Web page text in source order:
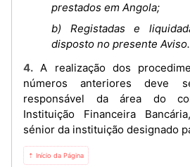
prestados em Angola;
b) Registadas e
disposto no presente Aviso.
4. A realização dos procedimentos referidos nos
números anteriores deve
responsável da área do
Instituição Financeira
sénior da instituição designado
⇡ Início da Página